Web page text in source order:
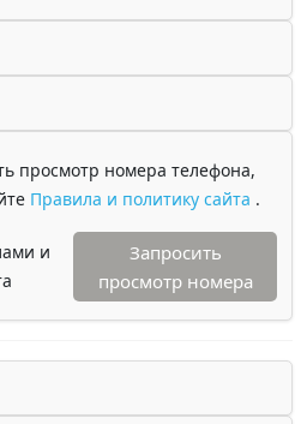
просмотр номера телефона,
Правила и политику сайта .
и
Запросить
просмотр номера